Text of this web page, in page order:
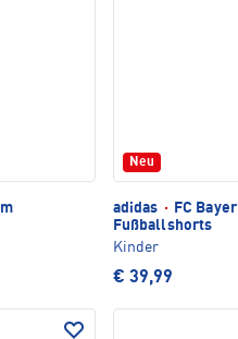
Neu
adidas ·
FC
Fußballshorts
Kinder
€ 39,99